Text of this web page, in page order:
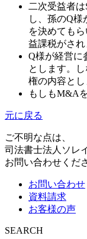
二次受益者
し、孫のQ
を決めても
益課税がされ
Q様が経営に
とします。
権の内容とし
もしもM&A
元に戻る
ご不明な点は、
司法書士法人ソレ
お問い合わせくだ
お問い合わせ
資料請求
お客様の声
SEARCH